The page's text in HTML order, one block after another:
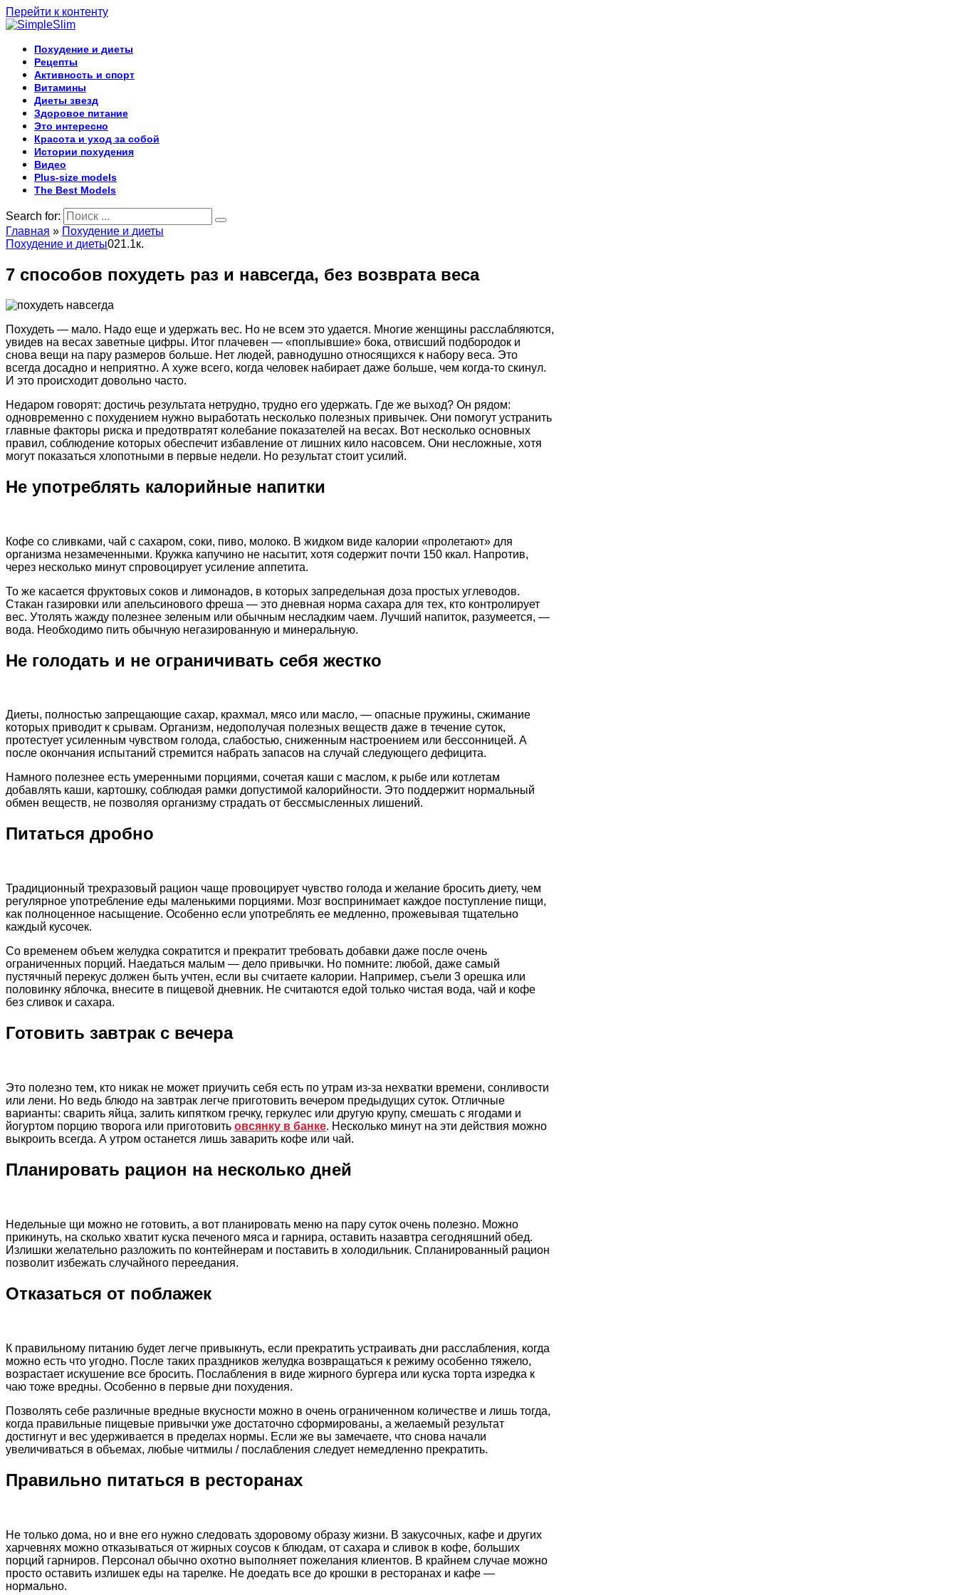
Перейти к контенту
Похудение и диеты
Рецепты
Активность и спорт
Витамины
Диеты звезд
Здоровое питание
Это интересно
Красота и уход за собой
Истории похудения
Видео
Plus-size models
The Best Models
Search for:
Главная » Похудение и диеты
Похудение и диеты021.1к.
7 способов похудеть раз и навсегда, без возврата веса
Похудеть — мало. Надо еще и удержать вес. Но не всем это удается. Многие женщины расслабляются,
увидев на весах заветные цифры. Итог плачевен — «поплывшие» бока, отвисший подбородок и
снова вещи на пару размеров больше. Нет людей, равнодушно относящихся к набору веса. Это
всегда досадно и неприятно. А хуже всего, когда человек набирает даже больше, чем когда-то скинул.
И это происходит довольно часто.
Недаром говорят: достичь результата нетрудно, трудно его удержать. Где же выход? Он рядом:
одновременно с похудением нужно выработать несколько полезных привычек. Они помогут устранить
главные факторы риска и предотвратят колебание показателей на весах. Вот несколько основных
правил, соблюдение которых обеспечит избавление от лишних кило насовсем. Они несложные, хотя
могут показаться хлопотными в первые недели. Но результат стоит усилий.
Не употреблять калорийные напитки
Кофе со сливками, чай с сахаром, соки, пиво, молоко. В жидком виде калории «пролетают» для
организма незамеченными. Кружка капучино не насытит, хотя содержит почти 150 ккал. Напротив,
через несколько минут спровоцирует усиление аппетита.
То же касается фруктовых соков и лимонадов, в которых запредельная доза простых углеводов.
Стакан газировки или апельсинового фреша — это дневная норма сахара для тех, кто контролирует
вес. Утолять жажду полезнее зеленым или обычным несладким чаем. Лучший напиток, разумеется, —
вода. Необходимо пить обычную негазированную и минеральную.
Не голодать и не ограничивать себя жестко
Диеты, полностью запрещающие сахар, крахмал, мясо или масло, — опасные пружины, сжимание
которых приводит к срывам. Организм, недополучая полезных веществ даже в течение суток,
протестует усиленным чувством голода, слабостью, сниженным настроением или бессонницей. А
после окончания испытаний стремится набрать запасов на случай следующего дефицита.
Намного полезнее есть умеренными порциями, сочетая каши с маслом, к рыбе или котлетам
добавлять каши, картошку, соблюдая рамки допустимой калорийности. Это поддержит нормальный
обмен веществ, не позволяя организму страдать от бессмысленных лишений.
Питаться дробно
Традиционный трехразовый рацион чаще провоцирует чувство голода и желание бросить диету, чем
регулярное употребление еды маленькими порциями. Мозг воспринимает каждое поступление пищи,
как полноценное насыщение. Особенно если употреблять ее медленно, прожевывая тщательно
каждый кусочек.
Со временем объем желудка сократится и прекратит требовать добавки даже после очень
ограниченных порций. Наедаться малым — дело привычки. Но помните: любой, даже самый
пустячный перекус должен быть учтен, если вы считаете калории. Например, съели 3 орешка или
половинку яблочка, внесите в пищевой дневник. Не считаются едой только чистая вода, чай и кофе
без сливок и сахара.
Готовить завтрак с вечера
Это полезно тем, кто никак не может приучить себя есть по утрам из-за нехватки времени, сонливости
или лени. Но ведь блюдо на завтрак легче приготовить вечером предыдущих суток. Отличные
варианты: сварить яйца, залить кипятком гречку, геркулес или другую крупу, смешать с ягодами и
йогуртом порцию творога или приготовить овсянку в банке. Несколько минут на эти действия можно
выкроить всегда. А утром останется лишь заварить кофе или чай.
Планировать рацион на несколько дней
Недельные щи можно не готовить, а вот планировать меню на пару суток очень полезно. Можно
прикинуть, на сколько хватит куска печеного мяса и гарнира, оставить назавтра сегодняшний обед.
Излишки желательно разложить по контейнерам и поставить в холодильник. Спланированный рацион
позволит избежать случайного переедания.
Отказаться от поблажек
К правильному питанию будет легче привыкнуть, если прекратить устраивать дни расслабления, когда
можно есть что угодно. После таких праздников желудка возвращаться к режиму особенно тяжело,
возрастает искушение все бросить. Послабления в виде жирного бургера или куска торта изредка к
чаю тоже вредны. Особенно в первые дни похудения.
Позволять себе различные вредные вкусности можно в очень ограниченном количестве и лишь тогда,
когда правильные пищевые привычки уже достаточно сформированы, а желаемый результат
достигнут и вес удерживается в пределах нормы. Если же вы замечаете, что снова начали
увеличиваться в объемах, любые читмилы / послабления следует немедленно прекратить.
Правильно питаться в ресторанах
Не только дома, но и вне его нужно следовать здоровому образу жизни. В закусочных, кафе и других
харчевнях можно отказываться от жирных соусов к блюдам, от сахара и сливок в кофе, больших
порций гарниров. Персонал обычно охотно выполняет пожелания клиентов. В крайнем случае можно
просто оставить излишек еды на тарелке. Не доедать все до крошки в ресторанах и кафе —
нормально.